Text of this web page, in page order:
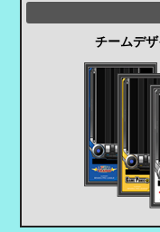
チームデ